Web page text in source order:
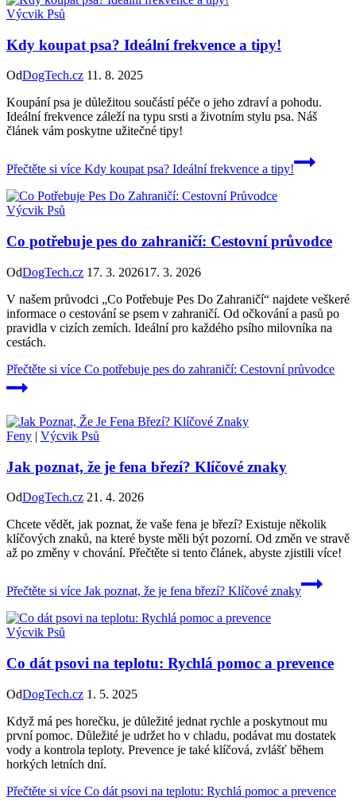
Výcvik Psů
Kdy koupat psa? Ideální frekvence a tipy!
OdDogTech.cz 11. 8. 2025
Koupání psa je důležitou součástí péče o jeho zdraví a pohodu.
Ideální frekvence záleží na typu srsti a životním stylu psa. Náš
článek vám poskytne užitečné tipy!
Přečtěte si více Kdy koupat psa? Ideální frekvence a tipy!
Výcvik Psů
Co potřebuje pes do zahraničí: Cestovní průvodce
OdDogTech.cz 17. 3. 202617. 3. 2026
V našem průvodci „Co Potřebuje Pes Do Zahraničí“ najdete veškeré
informace o cestování se psem v zahraničí. Od očkování a pasů po
pravidla v cizích zemích. Ideální pro každého psího milovníka na
cestách.
Přečtěte si více Co potřebuje pes do zahraničí: Cestovní průvodce
Feny | Výcvik Psů
Jak poznat, že je fena březí? Klíčové znaky
OdDogTech.cz 21. 4. 2026
Chcete vědět, jak poznat, že vaše fena je březí? Existuje několik
klíčových znaků, na které byste měli být pozorní. Od změn ve stravě
až po změny v chování. Přečtěte si tento článek, abyste zjistili více!
Přečtěte si více Jak poznat, že je fena březí? Klíčové znaky
Výcvik Psů
Co dát psovi na teplotu: Rychlá pomoc a prevence
OdDogTech.cz 1. 5. 2025
Když má pes horečku, je důležité jednat rychle a poskytnout mu
první pomoc. Důležité je udržet ho v chladu, podávat mu dostatek
vody a kontrola teploty. Prevence je také klíčová, zvlášť během
horkých letních dní.
Přečtěte si více Co dát psovi na teplotu: Rychlá pomoc a prevence